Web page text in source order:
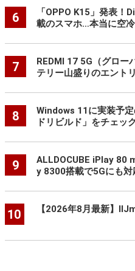
6
「OPPO K15」発表
載のスマホ…本当に空
7
REDMI 17 5G（グロー
テリー山盛りのエント
8
Windows 11に実装予
ドリビルド」をチェック
9
ALLDOCUBE iPlay 80
y 8300搭載で5Gにも対
10 【2026年8月最新】